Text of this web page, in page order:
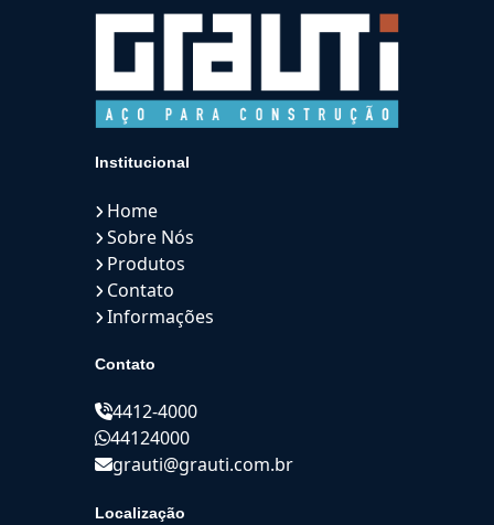
Institucional
Home
Sobre Nós
Produtos
Contato
Informações
Contato
4412-4000
44124000
grauti@grauti.com.br
Localização